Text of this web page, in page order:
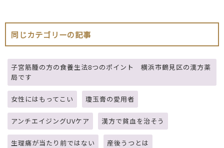
同じカテゴリーの記事
子宮筋腫の方の食養生法8つのポイント 横浜市鶴見区の漢方薬
局です
女性にはもってこい 瓊玉膏の愛用者
アンチエイジングUVケア 漢方で貧血を治そう
生理痛が当たり前ではない 産後うつとは